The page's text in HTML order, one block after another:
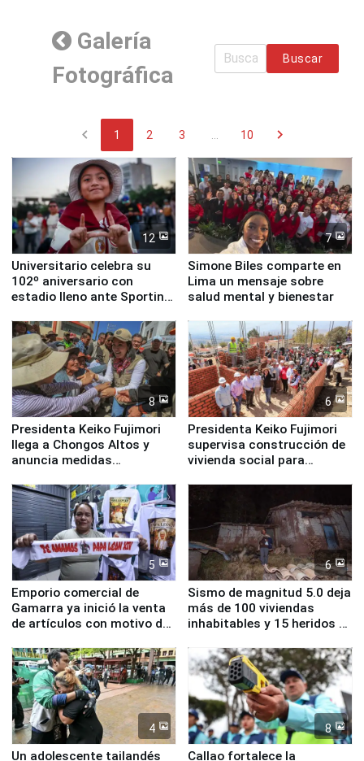
Galería
Fotográfica
Buscar
chevron_left 1 2 3 10 chevron_right
12
Universitario celebra su
102º aniversario con
estadio lleno ante Sporting
7
Simone Biles comparte en
Lima un mensaje sobre
salud mental y bienestar
8
Presidenta Keiko Fujimori
llega a Chongos Altos y
anuncia medidas
educación, salud y empleo
6
Presidenta Keiko Fujimori
supervisa construcción de
vivienda social para
5
Emporio comercial de
Gamarra ya inició la venta
de artículos con motivo de
6
Sismo de magnitud 5.0 deja
más de 100 viviendas
inhabitables y 15 heridos en
4
Un adolescente tailandés
8
Callao fortalece la